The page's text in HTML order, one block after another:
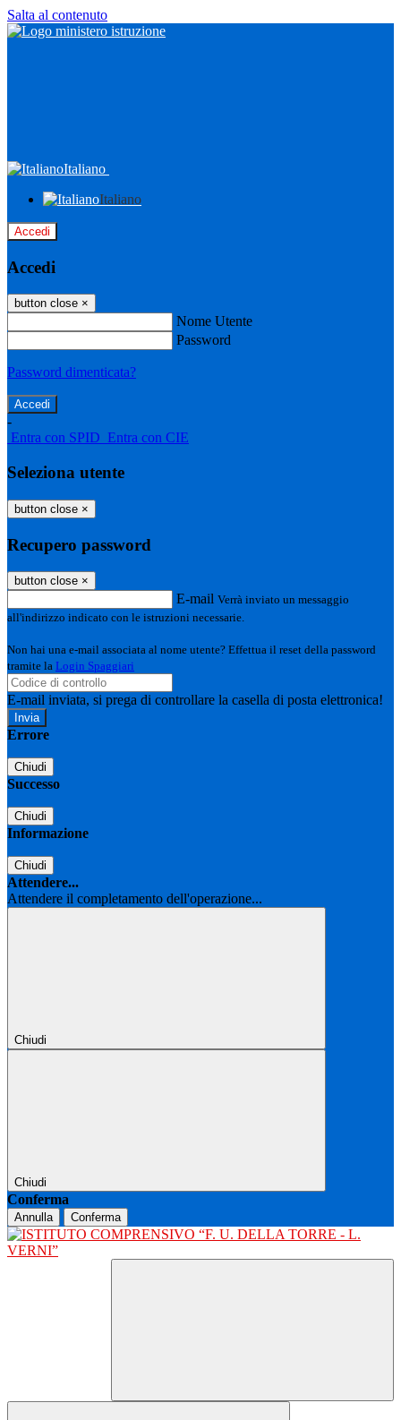
Salta al contenuto
Italiano
Italiano
Accedi
Accedi
button close ×
Nome Utente
Password
Password dimenticata?
-
Entra con SPID Entra con CIE
Seleziona utente
button close ×
Recupero password
button close ×
E-mail Verrà inviato un messaggio
all'indirizzo indicato con le istruzioni necessarie.
Non hai una e-mail associata al nome utente? Effettua il reset della password
tramite la Login Spaggiari
E-mail inviata, si prega di controllare la casella di posta elettronica!
Errore
Chiudi
Successo
Chiudi
Informazione
Chiudi
Attendere...
Attendere il completamento dell'operazione...
Chiudi
Chiudi
Conferma
Annulla Conferma